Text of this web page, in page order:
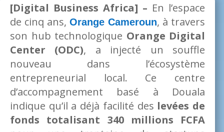
[Digital Business Africa] – En l’espace
de cinq ans,Orange Cameroun, à travers
son hub technologique Orange Digital
Center (ODC), a injecté un souffle
nouveau dans l’écosystème
entrepreneurial local. Ce centre
d’accompagnement basé à Douala
indique qu’il a déjà facilité des levées de
fonds totalisant 340 millions FCFA